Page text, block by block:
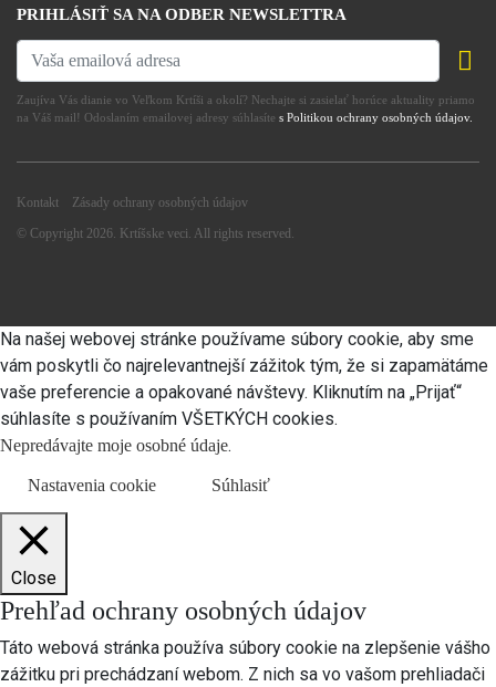
PRIHLÁSIŤ SA NA ODBER NEWSLETTRA
Zaujíva Vás dianie vo Veľkom Krtíši a okolí? Nechajte si zasielať horúce aktuality priamo
na Váš mail! Odoslaním emailovej adresy súhlasíte s Politikou ochrany osobných údajov.
© Copyright 2026. Krtíšske veci. All rights reserved.
Kontakt Zásady ochrany osobných údajov
Na našej webovej stránke používame súbory cookie, aby sme
vám poskytli čo najrelevantnejší zážitok tým, že si zapamätáme
vaše preferencie a opakované návštevy. Kliknutím na „Prijať“
súhlasíte s používaním VŠETKÝCH cookies.
Nepredávajte moje osobné údaje.
Nastavenia cookie Súhlasiť
Close
Prehľad ochrany osobných údajov
Táto webová stránka používa súbory cookie na zlepšenie vášho
zážitku pri prechádzaní webom. Z nich sa vo vašom prehliadači